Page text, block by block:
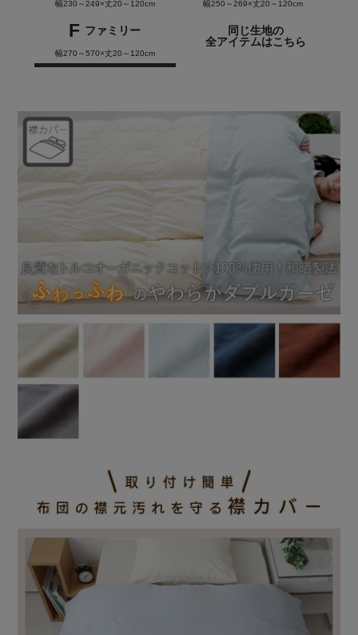
幅230～249×丈20～120cm 幅250～269×丈20～120cm
F ファミリー
幅270～570×丈20～120cm
同じ生地の
全アイテムはこちら